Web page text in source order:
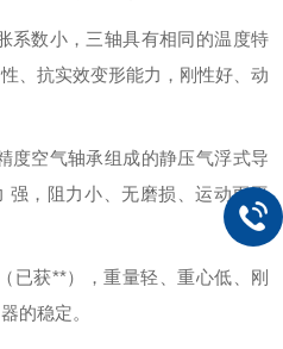
系数小，三轴具有相同的温度特
、抗实效变形能力，刚性好、动
度空气轴承组成的静压气浮式导
强，阻力小、无磨损、运动更平
已获**），重量轻、重心低、刚
的稳定。